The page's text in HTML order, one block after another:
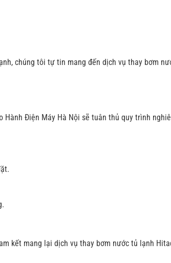
chúng tôi tự tin mang đến dịch vụ thay bơm
Điện Máy Hà Nội sẽ tuân thủ quy trình
kết mang lại dịch vụ thay bơm nước tủ lạnh